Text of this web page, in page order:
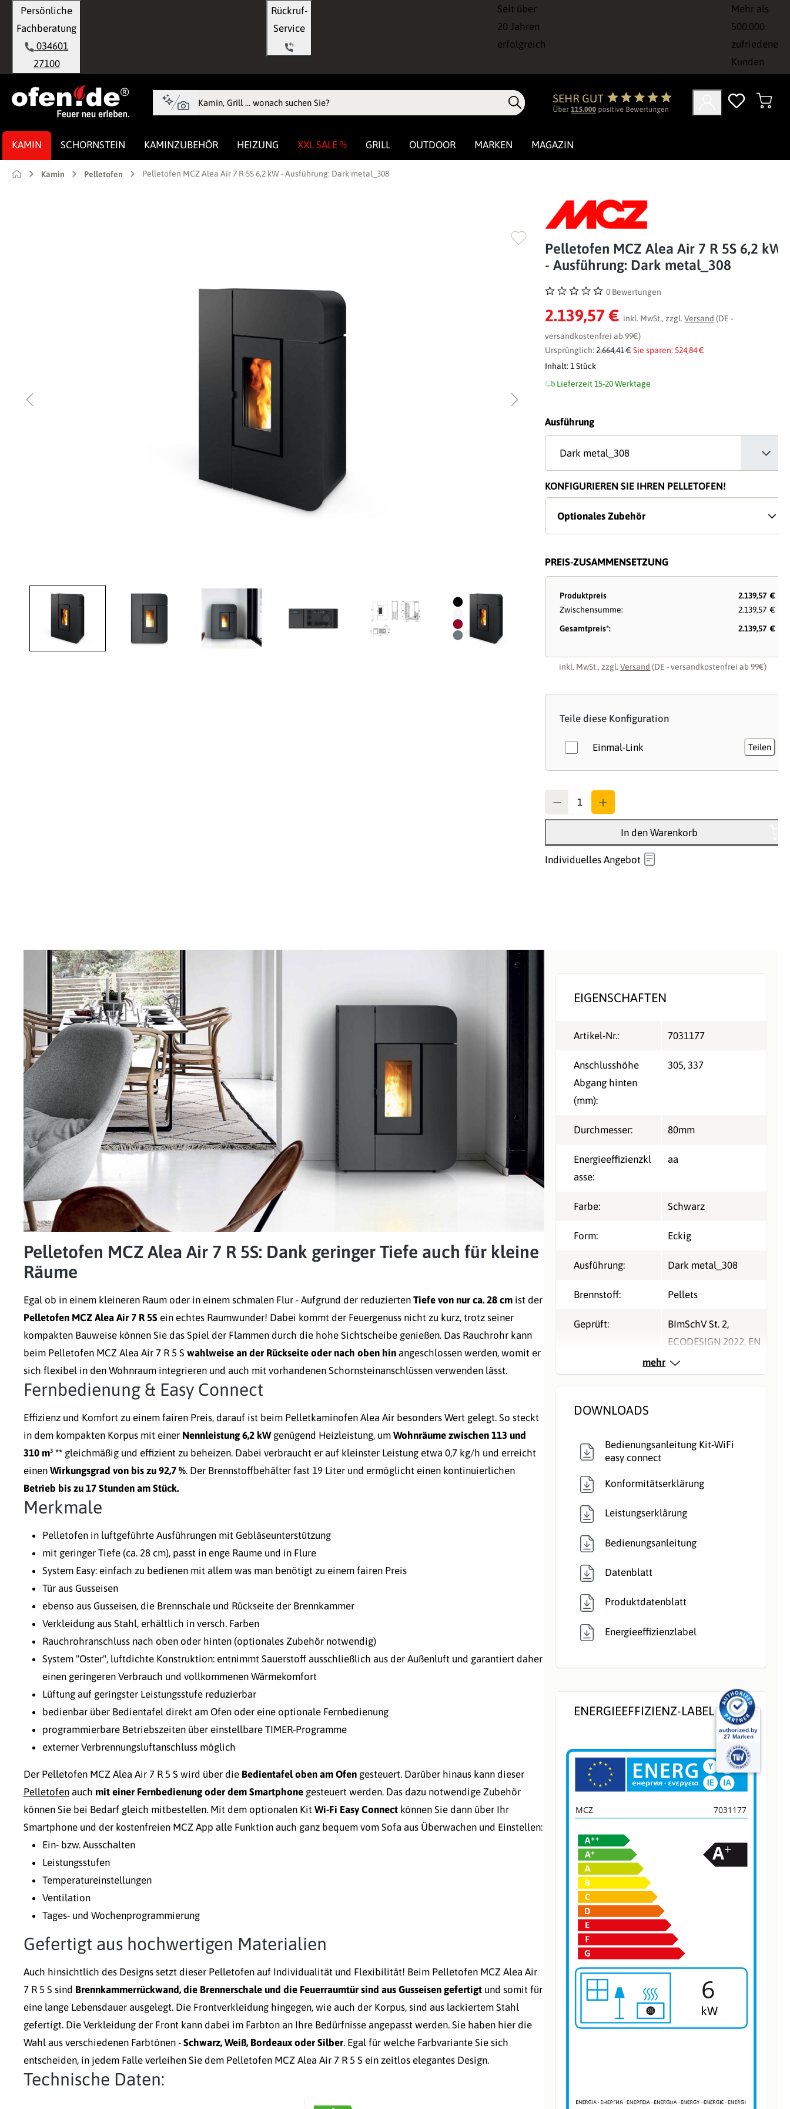
Zur Hauptnavigation springen
Persönliche
Fachberatung
034601
27100
Rückruf-
Seit über
20 Jahren
erfolgreich
Mehr als
500.000
zufriedene
Kunden
KAMIN SCHORNSTEIN KAMINZUBEHÖR HEIZUNG XXL SALE % GRILL OUTDOOR MARKEN MAGAZIN
Kamin Pelletofen Pelletofen MCZ Alea Air 7 R 5S 6,2 kW - Ausführung: Dark metal_308
Pelletofen MCZ Alea Air 7 R 5S 6,2 kW
- Ausführung: Dark metal_308
Durchschnittliche Bewertung von 0 von 5 Sternen
0 Bewertungen
2.139,57 € inkl. MwSt., zzgl.Versand (DE -
versandkostenfrei ab 99€)
Ursprünglich:2.664,41 €Sie sparen: 524,84 €
Inhalt:1 Stück
Lieferzeit 15-20 Werktage
Ausführungauswählen
KONFIGURIEREN SIE IHREN PELLETOFEN!
Optionales Zubehör
PREIS-ZUSAMMENSETZUNG
Produktpreis
2.139,57 €
Zwischensumme:
2.139,57 €
Gesamtpreis*:
2.139,57 €
inkl. MwSt., zzgl.Versand (DE - versandkostenfrei ab 99€)
Teile diese Konfiguration
Einmal-Link Teilen
In den Warenkorb
Individuelles Angebot
Pelletofen MCZ Alea Air 7 R 5S: Dank geringer Tiefe auch für kleine
Räume
Egal ob in einem kleineren Raum oder in einem schmalen Flur - Aufgrund der reduzierten Tiefe von nur ca. 28 cm ist der
Pelletofen MCZ Alea Air 7 R 5S ein echtes Raumwunder! Dabei kommt der Feuergenuss nicht zu kurz, trotz seiner
kompakten Bauweise können Sie das Spiel der Flammen durch die hohe Sichtscheibe genießen. Das Rauchrohr kann
beim Pelletofen MCZ Alea Air 7 R 5 S wahlweise an der Rückseite oder nach oben hin angeschlossen werden, womit er
sich flexibel in den Wohnraum integrieren und auch mit vorhandenen Schornsteinanschlüssen verwenden lässt.
Fernbedienung & Easy Connect
Effizienz und Komfort zu einem fairen Preis, darauf ist beim Pelletkaminofen Alea Air besonders Wert gelegt. So steckt
in dem kompakten Korpus mit einer Nennleistung 6,2 kWgenügend Heizleistung, um Wohnräume zwischen 113 und
310 m³ ** gleichmäßig und effizient zu beheizen. Dabei verbraucht er auf kleinster Leistung etwa 0,7 kg/h und erreicht
einen Wirkungsgrad von bis zu 92,7 %. Der Brennstoffbehälter fast 19 Liter und ermöglicht einen kontinuierlichen
Betrieb bis zu 17 Stunden am Stück.
Merkmale
Pelletofen in luftgeführte Ausführungen mit Gebläseunterstützung
mit geringer Tiefe (ca. 28 cm), passt in enge Raume und in Flure
System Easy: einfach zu bedienen mit allem was man benötigt zu einem fairen Preis
Tür aus Gusseisen
ebenso aus Gusseisen, die Brennschale und Rückseite der Brennkammer
Verkleidung aus Stahl, erhältlich in versch. Farben
Rauchrohranschluss nach oben oder hinten (optionales Zubehör notwendig)
System "Oster", luftdichte Konstruktion: entnimmt Sauerstoff ausschließlich aus der Außenluft und garantiert daher
einen geringeren Verbrauch und vollkommenen Wärmekomfort
Lüftung auf geringster Leistungsstufe reduzierbar
bedienbar über Bedientafel direkt am Ofen oder eine optionale Fernbedienung
programmierbare Betriebszeiten über einstellbare TIMER-Programme
externer Verbrennungsluftanschluss möglich
Der Pelletofen MCZ Alea Air 7 R 5 S wird über die Bedientafel oben am Ofen gesteuert. Darüber hinaus kann dieser
Pelletofen auch mit einer Fernbedienung oder dem Smartphone gesteuert werden. Das dazu notwendige Zubehör
können Sie bei Bedarf gleich mitbestellen. Mit dem optionalen Kit Wi-Fi Easy Connect können Sie dann über Ihr
Smartphone und der kostenfreien MCZ App alle Funktion auch ganz bequem vom Sofa aus Überwachen und Einstellen:
Ein- bzw. Ausschalten
Leistungsstufen
Temperatureinstellungen
Ventilation
Tages- und Wochenprogrammierung
Gefertigt aus hochwertigen Materialien
Auch hinsichtlich des Designs setzt dieser Pelletofen auf Individualität und Flexibilität! Beim Pelletofen MCZ Alea Air
7 R 5 S sind Brennkammerrückwand, die Brennerschale und die Feuerraumtür sind aus Gusseisen gefertigt und somit für
eine lange Lebensdauer ausgelegt. Die Frontverkleidung hingegen, wie auch der Korpus, sind aus lackiertem Stahl
gefertigt. Die Verkleidung der Front kann dabei im Farbton an Ihre Bedürfnisse angepasst werden. Sie haben hier die
Wahl aus verschiedenen Farbtönen - Schwarz, Weiß, Bordeaux oder Silber. Egal für welche Farbvariante Sie sich
entscheiden, in jedem Falle verleihen Sie dem Pelletofen MCZ Alea Air 7 R 5 S ein zeitlos elegantes Design.
Technische Daten:
EIGENSCHAFTEN
Artikel-Nr.: 7031177
Anschlusshöhe
Abgang hinten
(mm):
305, 337
Durchmesser: 80mm
Energieeffizienzkl
asse:
aa
Farbe: Schwarz
Form: Eckig
Ausführung: Dark metal_308
Brennstoff: Pellets
Geprüft: BImSchV St. 2,
ECODESIGN 2022, EN
16510
direkt:
Rauchrohr Ø: 80mm
Typ: Pelletofen
Verbrennungsluft:
Raumluftunabhängig
Verglasung:
Verkleidungsmate
Stahl
Warmluftverteilun
abschaltbares
, mit
Gebläse,
reduzierbares
Gebläse
Wärmetransport: Luftführend,
Luftführend,
Luftführend,
mehr
DOWNLOADS
Bedienungsanleitung Kit-WiFi
easy connect
Konformitätserklärung
Leistungserklärung
Bedienungsanleitung
Datenblatt
Produktdatenblatt
Energieeffizienzlabel
ENERGIEEFFIZIENZ-LABEL
MCZ 7031177
6
A+